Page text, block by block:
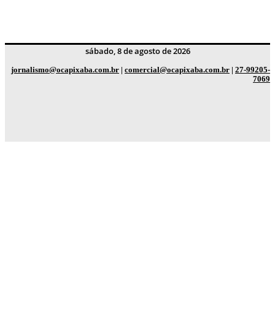
sábado, 8 de agosto de 2026
jornalismo@ocapixaba.com.br | comercial@ocapixaba.com.br | 27-99205-
7069